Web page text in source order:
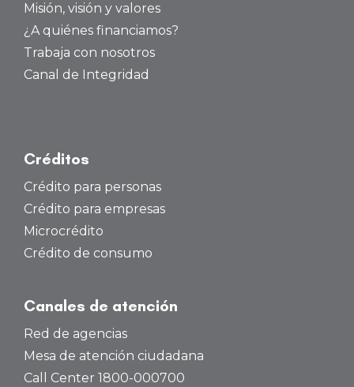
Misión, visión y valores
¿A quiénes financiamos?
Trabaja con nosotros
Canal de Integridad
Créditos
Crédito para personas
Crédito para empresas
Microcrédito
Crédito de consumo
Canales de atención
Red de agencias
Mesa de atención ciudadana
Call Center 1800-000700